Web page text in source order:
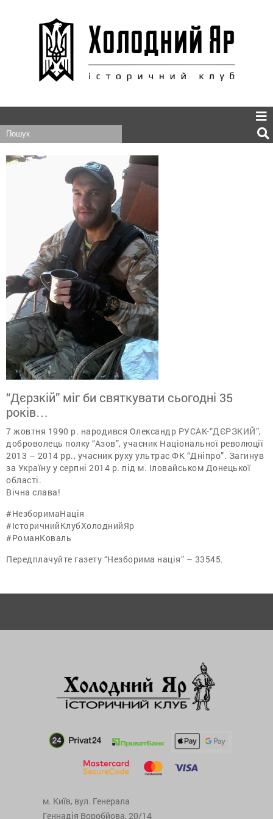
“Дєрзкій” міг би святкувати сьогодні 35
років…
7 жовтня 1990 р. народився Олександр РУСАК-“ДЄРЗКИЙ”,
доброволець полку “Азов”, учасник Національної революції
2013 – 2014 рр., учасник руху ультрас ФК “Дніпро”. Загинув
за Україну у серпні 2014 р. під м. Іловайськом Донецької
області.
Вічна слава!
#НезборимаНація
#ІсторичнийКлубХолоднийЯр
#РоманКоваль
Передплачуйте газету “Незборима нація” – 33545.
м. Київ, вул. Генерала
Геннадія Воробйова, 20/14